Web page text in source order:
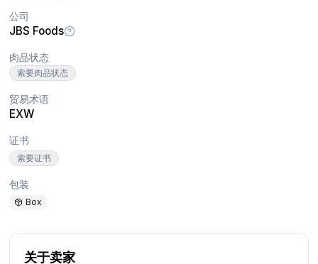
公司
JBS Foods
肉品状态
索要肉品状态
贸易术语
EXW
证书
索要证书
包装
Box
关于卖家